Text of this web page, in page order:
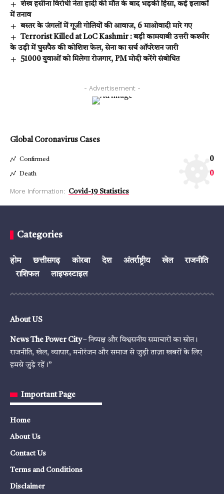
शेख हसीना विरोधी नेता हादी की मौत के बाद भड़की हिंसा, कई इलाकों
में तनाव
बस्तर के जंगलों में गूजी गोलियों की आवाज, 6 माओवादी मारे गए
Terrorist Killed at LoC Kashmir : बड़ी कामयाबी उत्तरी कश्मीर
के उड़ी में घुसपैठ की कोशिश फेल, सेना का सर्च ऑपरेशन जारी
51000 युवाओं को मिलेगा रोजगार, PM मोदी करेंगे संबोधित
- Advertisement -
Global Coronavirus Cases
Confirmed 0
Death 0
More Information: Covid-19 Statistics
Categories
होम छत्तीसगढ़ कोरबा देश अंतर्राष्ट्रीय खेल
राजनीति
राशिफल
लाइफस्टाइल
About US
News The Power City– निष्पक्ष और विश्वसनीय समाचारों का स्रोत।
राजनीति, खेल, व्यापार, मनोरंजन और समाज से जुड़ी ताज़ा खबरों के लिए
हमसे जुड़े रहें।”
Important Page
Home
About Us
Contact Us
Terms and Conditions
Disclaimer